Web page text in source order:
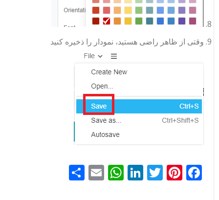
وقتی از ظاهر راضی هستید، نمودار را ذخیره کنید
Facebook
Pinterest
Twitter
LinkedIn
WhatsApp
Emailاشتراک